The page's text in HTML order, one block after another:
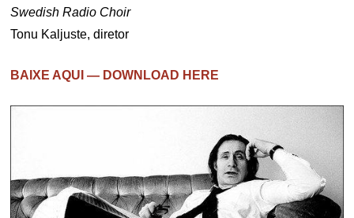
Swedish Radio Choir
Tonu Kaljuste, diretor
BAIXE AQUI — DOWNLOAD HERE